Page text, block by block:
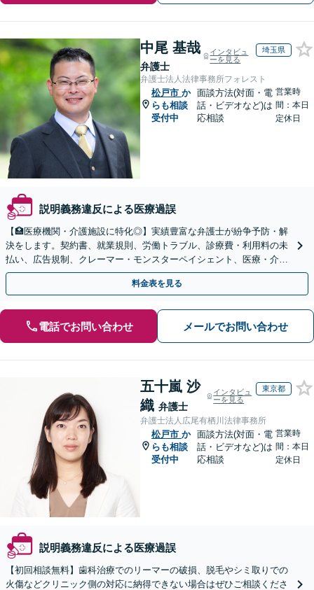
中尾 基哉
弁護士
インタビュ
ーを見る
埼玉県
弁護士法人法律事務所フォレスト
松戸市 か
らも相談
受付中
面談方法(対面・電
話・ビデオなど)は
応相談
営業時
間：本日
定休日
説明義務違反による医療過誤
【🏥医療機関・介護施設に特化◎】実績豊富な弁護士が紛争予防・解
決をします。契約書、就業規則、労働トラブル、診療費・利用料の未
払い、広告規制、クレーマー・モンスターペイシェント、医療・介護
事故などに対応【顧問契約あり】
料金表を見る
電話でお問い合わせ メールでお問い合わせ
五十嵐 沙
織 弁護士
インタビュ
ーを見る
東京都
弁護士法人広尾有栖川法律事務所
松戸市 か
らも相談
受付中
面談方法(対面・電
話・ビデオなど)は
応相談
営業時
間：本日
定休日
説明義務違反による医療過誤
【初回相談無料】歯科治療でのリーマーの破損、脱毛やシミ取りでの
火傷などクリニック側の対応に納得できない場合はぜひご相談くださ